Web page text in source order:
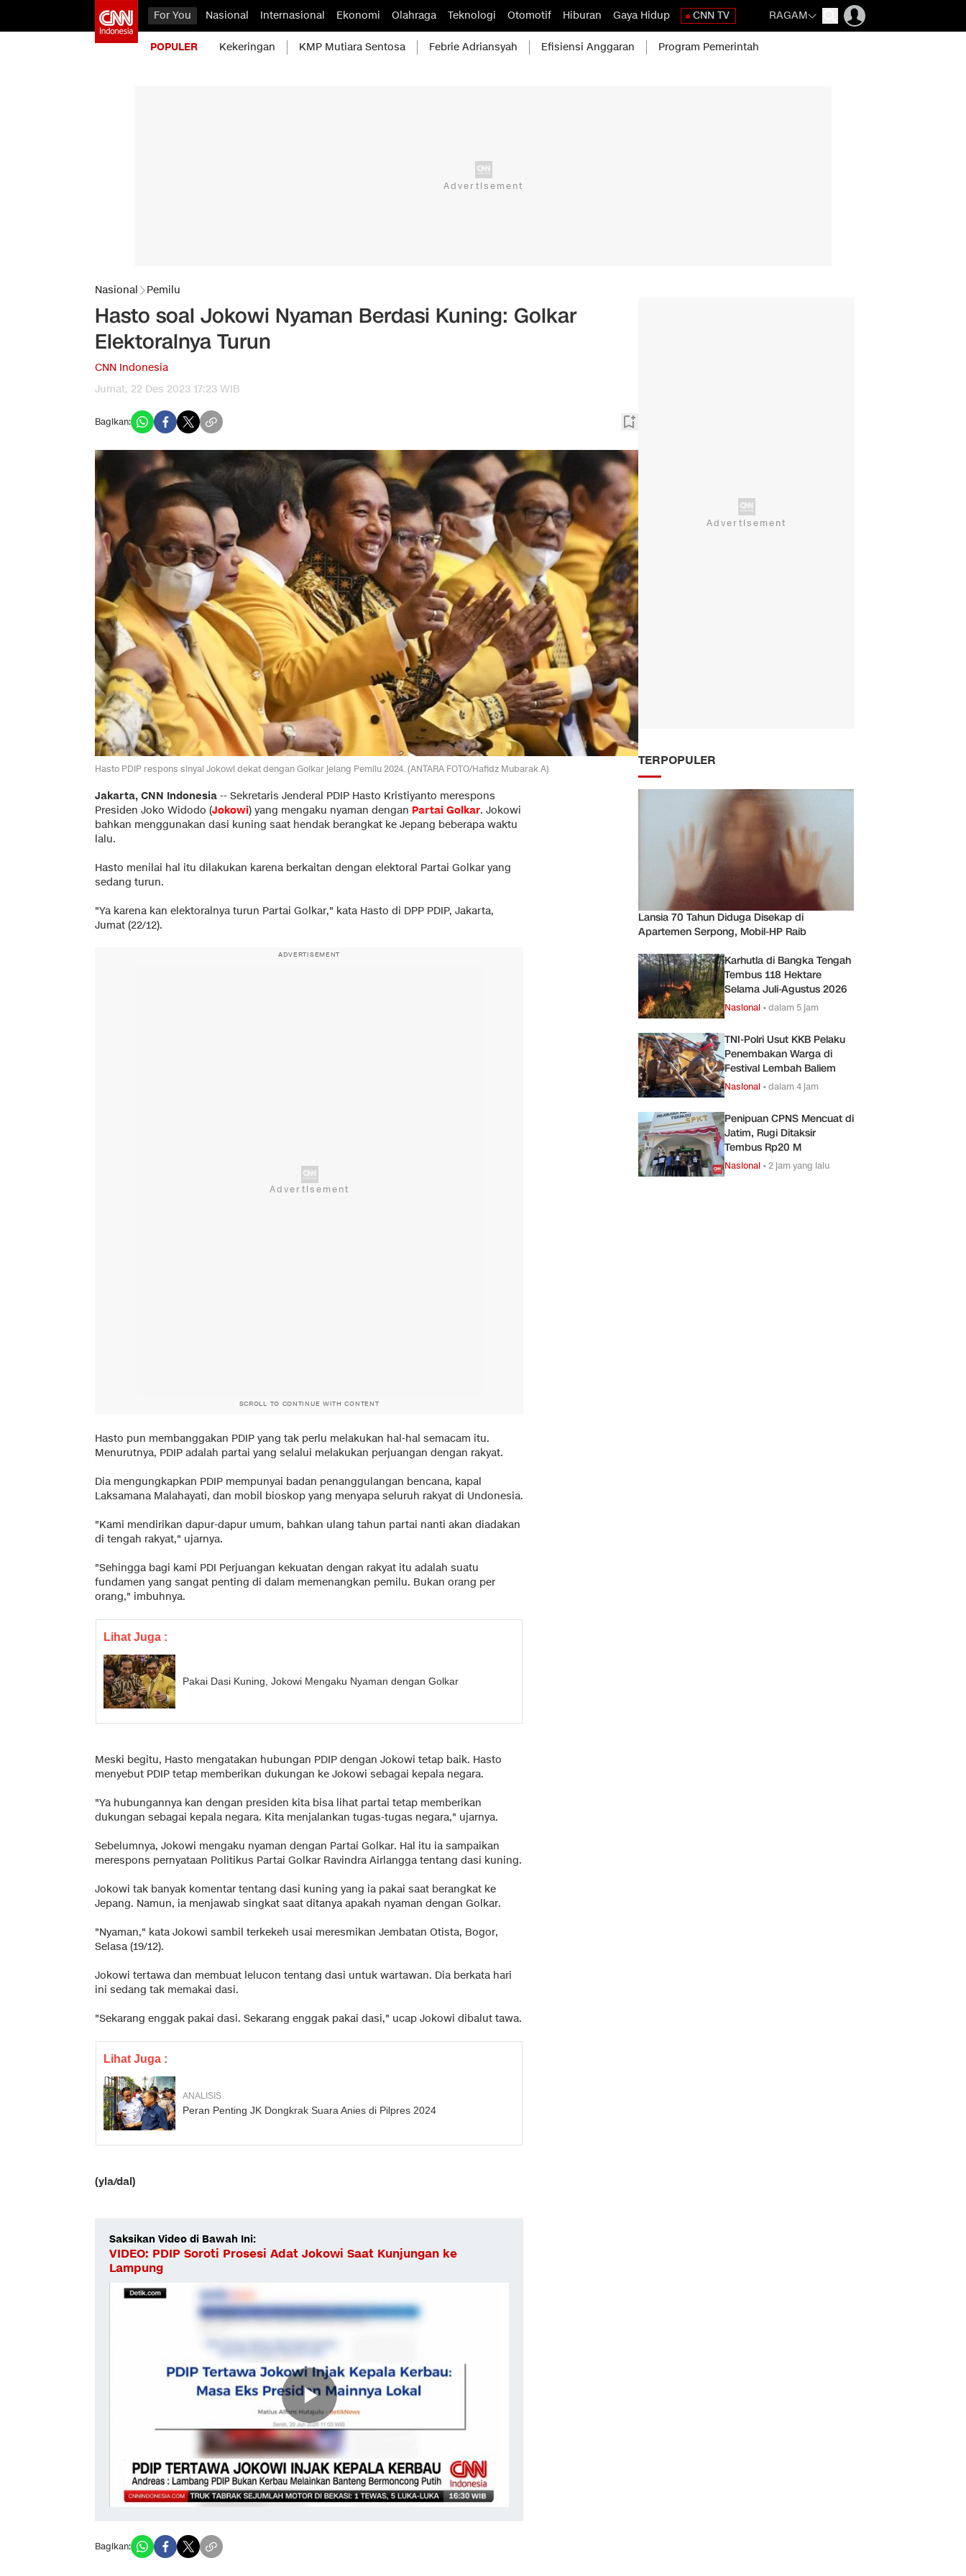
For You Nasional Internasional Ekonomi Olahraga Teknologi Otomotif Hiburan Gaya Hidup CNN TV RAGAM
POPULER Kekeringan KMP Mutiara Sentosa Febrie Adriansyah Efisiensi Anggaran Program Pemerintah
Nasional Pemilu
Hasto soal Jokowi Nyaman Berdasi Kuning: Golkar
Elektoralnya Turun
CNN Indonesia
Jumat, 22 Des 2023 17:23 WIB
Bagikan:
Hasto PDIP respons sinyal Jokowi dekat dengan Golkar jelang Pemilu 2024. (ANTARA FOTO/Hafidz Mubarak A)
Jakarta, CNN Indonesia -- Sekretaris Jenderal PDIP Hasto Kristiyanto merespons
Presiden Joko Widodo (Jokowi) yang mengaku nyaman dengan Partai Golkar. Jokowi
bahkan menggunakan dasi kuning saat hendak berangkat ke Jepang beberapa waktu
lalu.
Hasto menilai hal itu dilakukan karena berkaitan dengan elektoral Partai Golkar yang
sedang turun.
"Ya karena kan elektoralnya turun Partai Golkar," kata Hasto di DPP PDIP, Jakarta,
Jumat (22/12).
ADVERTISEMENT
SCROLL TO CONTINUE WITH CONTENT
Hasto pun membanggakan PDIP yang tak perlu melakukan hal-hal semacam itu.
Menurutnya, PDIP adalah partai yang selalui melakukan perjuangan dengan rakyat.
Dia mengungkapkan PDIP mempunyai badan penanggulangan bencana, kapal
Laksamana Malahayati, dan mobil bioskop yang menyapa seluruh rakyat di Undonesia.
"Kami mendirikan dapur-dapur umum, bahkan ulang tahun partai nanti akan diadakan
di tengah rakyat," ujarnya.
"Sehingga bagi kami PDI Perjuangan kekuatan dengan rakyat itu adalah suatu
fundamen yang sangat penting di dalam memenangkan pemilu. Bukan orang per
orang," imbuhnya.
Lihat Juga :
Pakai Dasi Kuning, Jokowi Mengaku Nyaman dengan Golkar
Meski begitu, Hasto mengatakan hubungan PDIP dengan Jokowi tetap baik. Hasto
menyebut PDIP tetap memberikan dukungan ke Jokowi sebagai kepala negara.
"Ya hubungannya kan dengan presiden kita bisa lihat partai tetap memberikan
dukungan sebagai kepala negara. Kita menjalankan tugas-tugas negara," ujarnya.
Sebelumnya, Jokowi mengaku nyaman dengan Partai Golkar. Hal itu ia sampaikan
merespons pernyataan Politikus Partai Golkar Ravindra Airlangga tentang dasi kuning.
Jokowi tak banyak komentar tentang dasi kuning yang ia pakai saat berangkat ke
Jepang. Namun, ia menjawab singkat saat ditanya apakah nyaman dengan Golkar.
"Nyaman," kata Jokowi sambil terkekeh usai meresmikan Jembatan Otista, Bogor,
Selasa (19/12).
Jokowi tertawa dan membuat lelucon tentang dasi untuk wartawan. Dia berkata hari
ini sedang tak memakai dasi.
"Sekarang enggak pakai dasi. Sekarang enggak pakai dasi," ucap Jokowi dibalut tawa.
Lihat Juga :
ANALISIS
Peran Penting JK Dongkrak Suara Anies di Pilpres 2024
(yla/dal)
Saksikan Video di Bawah Ini:
VIDEO: PDIP Soroti Prosesi Adat Jokowi Saat Kunjungan ke
Lampung
Bagikan:
TERPOPULER
Lansia 70 Tahun Diduga Disekap di
Apartemen Serpong, Mobil-HP Raib
Karhutla di Bangka Tengah
Tembus 118 Hektare
Selama Juli-Agustus 2026
Nasional •dalam 5 jam
TNI-Polri Usut KKB Pelaku
Penembakan Warga di
Festival Lembah Baliem
Nasional •dalam 4 jam
Penipuan CPNS Mencuat di
Jatim, Rugi Ditaksir
Tembus Rp20 M
Nasional •2 jam yang lalu